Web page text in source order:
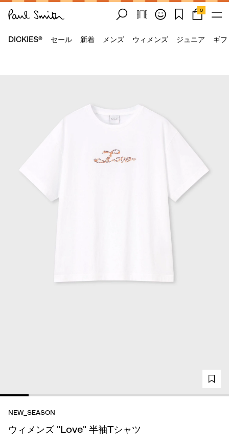
0
DICKIES® セール 新着 メンズ ウィメンズ ジュニア ギ
NEW_SEASON
ウィメンズ "Love" 半袖Tシャツ